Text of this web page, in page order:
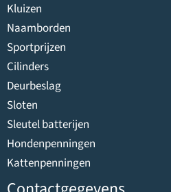
Kluizen
Naamborden
Sportprijzen
Cilinders
Deurbeslag
Sloten
Sleutel batterijen
Hondenpenningen
Kattenpenningen